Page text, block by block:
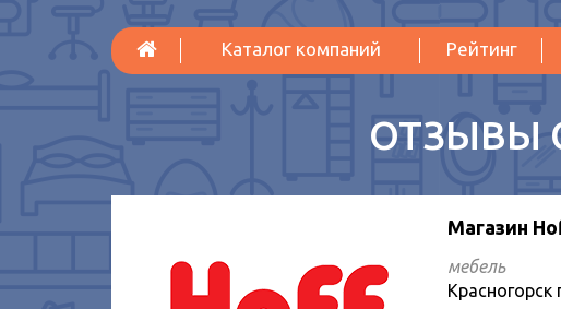
Каталог компаний Рейтинг
ОТЗЫВЫ
Магазин
мебель